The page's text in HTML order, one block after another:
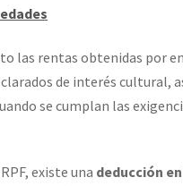
las rentas obtenidas por
de interés cultural,
se cumplan las
existe una deducción